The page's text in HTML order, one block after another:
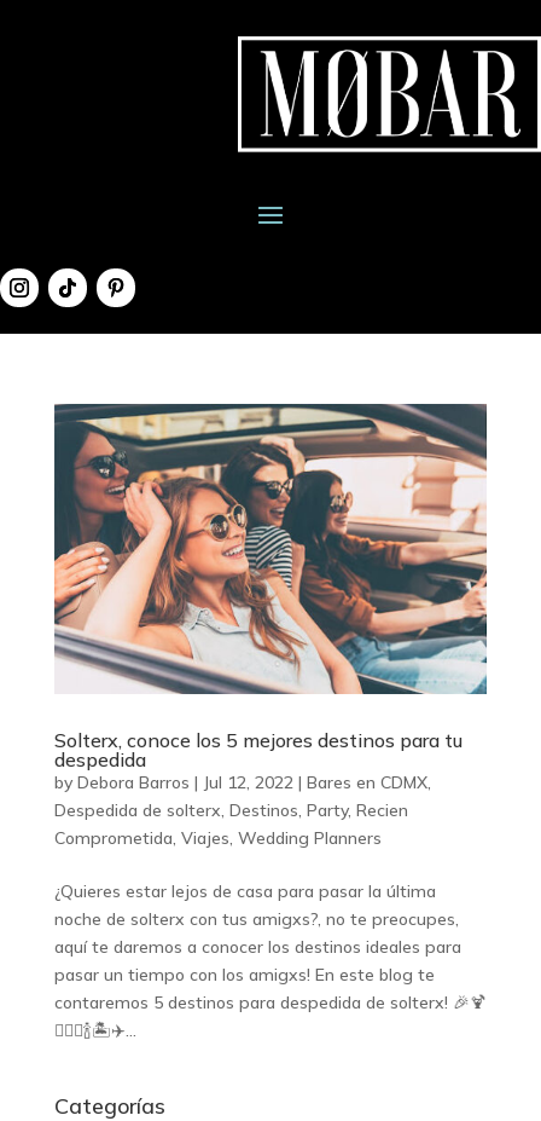
Solterx, conoce los 5 mejores destinos para tu
despedida
by Debora Barros | Jul 12, 2022| Bares en CDMX,
Despedida de solterx, Destinos, Party, Recien
Comprometida, Viajes, Wedding Planners
¿Quieres estar lejos de casa para pasar la última
noche de solterx con tus amigxs?, no te preocupes,
aquí te daremos a conocer los destinos ideales para
pasar un tiempo con los amigxs! En este blog te
contaremos 5 destinos para despedida de solterx! 🎉🍹
👰🏻‍♀️🍾🏝️✈️...
Categorías